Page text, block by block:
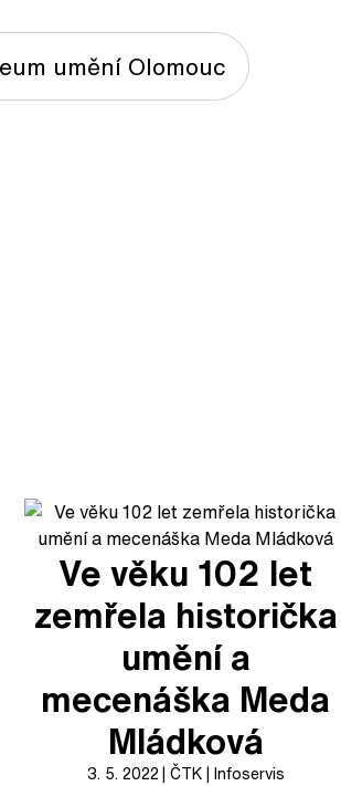
umění Olomouc
Ve věku 102 let
zemřela historička
umění a
mecenáška Meda
Mládková
3. 5. 2022 ČTK Infoservis